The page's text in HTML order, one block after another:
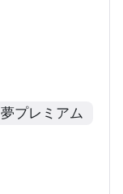
夢プレミアム